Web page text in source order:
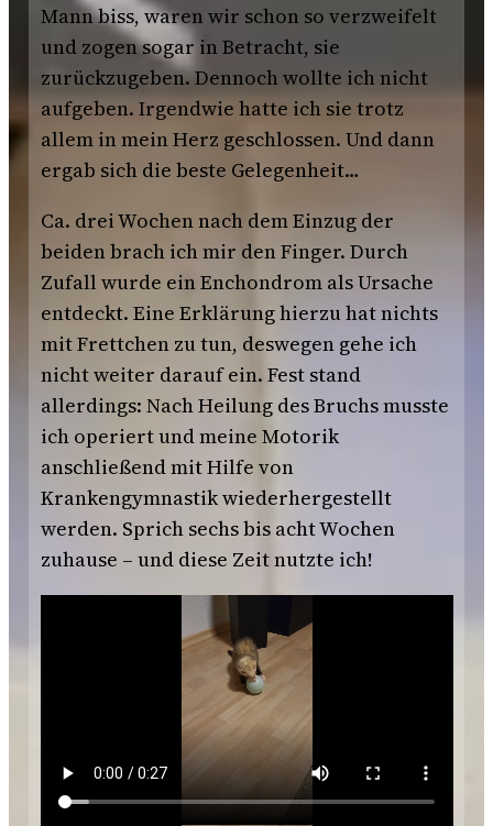
Mann biss, waren wir schon so verzweifelt
und zogen sogar in Betracht, sie
zurückzugeben. Dennoch wollte ich nicht
aufgeben. Irgendwie hatte ich sie trotz
allem in mein Herz geschlossen. Und dann
ergab sich die beste Gelegenheit…
Ca. drei Wochen nach dem Einzug der
beiden brach ich mir den Finger. Durch
Zufall wurde ein Enchondrom als Ursache
entdeckt. Eine Erklärung hierzu hat nichts
mit Frettchen zu tun, deswegen gehe ich
nicht weiter darauf ein. Fest stand
allerdings: Nach Heilung des Bruchs musste
ich operiert und meine Motorik
anschließend mit Hilfe von
Krankengymnastik wiederhergestellt
werden. Sprich sechs bis acht Wochen
zuhause – und diese Zeit nutzte ich!